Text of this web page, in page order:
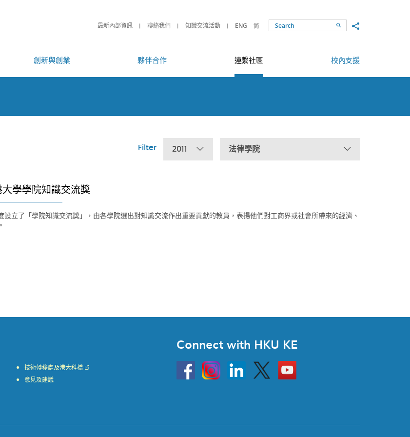
最新內部資訊 聯絡我們 知識交流活動 ENG 简 SearchShare to
創新與創業 夥伴合作 連繫社區 校內支援
Filter 2011 法律學院
學學院知識交流獎
設立了「學院知識交流獎」，由各學院選出對知識交流作出重要貢獻的教員，表揚他們對工商界或社會所帶來的經濟、
技術轉移處及港大科橋
意見及建議
Connect with HKU KE
HKU
InstagramLinkedin Twitter
Go
to
HKU